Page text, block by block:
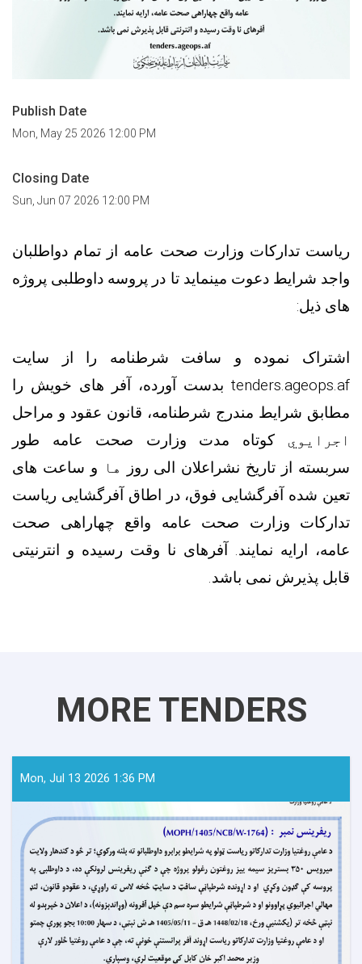
Publish Date
Mon, May 25 2026 12:00 PM
Closing Date
Sun, Jun 07 2026 12:00 PM
ریاست تدارکات وزارت صحت عامه از تمام دواطلبان
واجد شرایط دعوت مینماید تا در پروسه داوطلبی پروژه
های ذیل:
اشتراک نموده و سافت شرطنامه را از سایت
tenders.ageops.af بدست آورده، آفر های خویش را
مطابق شرایط مندرج شرطنامه، قانون عقود و مراحل
اجرایوي کوتاه‌ مدت وزارت صحت عامه طور
سربسته از تاریخ نشراعلان الی روز
ها و ساعت های
تعین شده آفرگشایی فوق، در اطاق آفرگشایی ریاست
تدارکات وزارت صحت عامه واقع چهاراهی صحت
عامه، ارایه نمایند. آفرهای نا وقت رسیده و انترنیتی
قابل پذیرش نمی باشد.
MORE TENDERS
Mon, Jul 13 2026 1:36 PM